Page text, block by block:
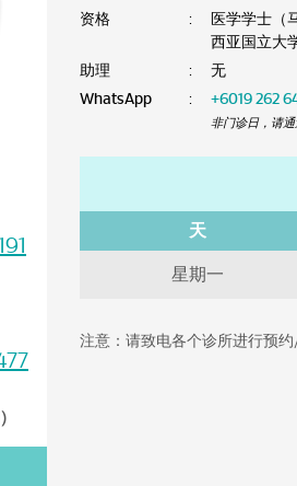
资格
:
医学学士（
西亚国立大
助理
:
无
WhatsApp
: +6019 262
非门诊日，请通
天
星期一
注意：请致电各个诊所进行预约